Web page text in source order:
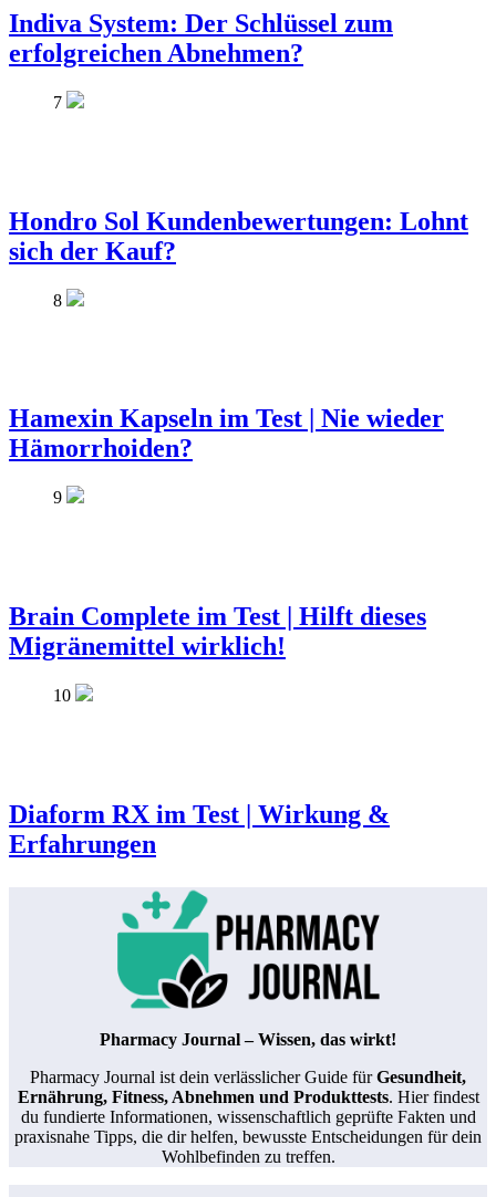
Indiva System: Der Schlüssel zum
erfolgreichen Abnehmen?
7
Hondro Sol Kundenbewertungen: Lohnt
sich der Kauf?
8
Hamexin Kapseln im Test | Nie wieder
Hämorrhoiden?
9
Brain Complete im Test | Hilft dieses
Migränemittel wirklich!
10
Diaform RX im Test | Wirkung &
Erfahrungen
Pharmacy Journal – Wissen, das wirkt!
Pharmacy Journal ist dein verlässlicher Guide fürGesundheit,
Ernährung, Fitness, Abnehmen und Produkttests. Hier findest
du fundierte Informationen, wissenschaftlich geprüfte Fakten und
praxisnahe Tipps, die dir helfen, bewusste Entscheidungen für dein
Wohlbefinden zu treffen.